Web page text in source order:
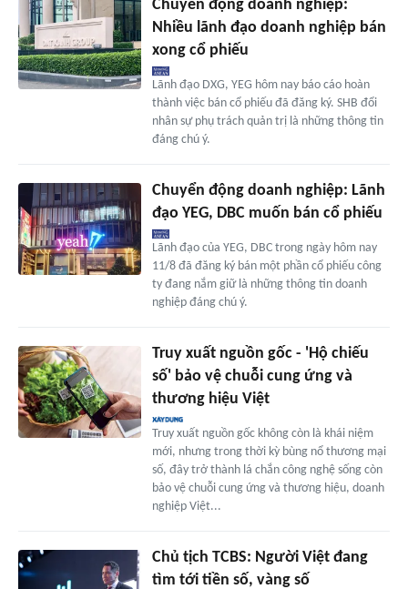
Chuyển động doanh nghiệp:
Nhiều lãnh đạo doanh nghiệp bán
xong cổ phiếu
Lãnh đạo DXG, YEG hôm nay báo cáo hoàn
thành việc bán cổ phiếu đã đăng ký. SHB đổi
nhân sự phụ trách quản trị là những thông tin
đáng chú ý.
Chuyển động doanh nghiệp: Lãnh
đạo YEG, DBC muốn bán cổ phiếu
Lãnh đạo của YEG, DBC trong ngày hôm nay
11/8 đã đăng ký bán một phần cổ phiếu công
ty đang nắm giữ là những thông tin doanh
nghiệp đáng chú ý.
Truy xuất nguồn gốc - 'Hộ chiếu
số' bảo vệ chuỗi cung ứng và
thương hiệu Việt
Truy xuất nguồn gốc không còn là khái niệm
mới, nhưng trong thời kỳ bùng nổ thương mại
số, đây trở thành lá chắn công nghệ sống còn
bảo vệ chuỗi cung ứng và thương hiệu, doanh
nghiệp Việt...
Chủ tịch TCBS: Người Việt đang
tìm tới tiền số, vàng số